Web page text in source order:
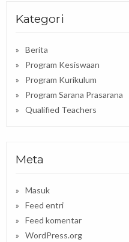
Kategori
Berita
Program Kesiswaan
Program Kurikulum
Program Sarana Prasarana
Qualified Teachers
Meta
Masuk
Feed entri
Feed komentar
WordPress.org